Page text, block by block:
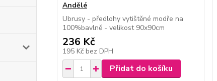
Andělé
Ubrusy - předlohy vytištěné modře na
100%bavlně - velikost 90x90cm
236 Kč
195 Kč bez DPH
Přidat do košíku